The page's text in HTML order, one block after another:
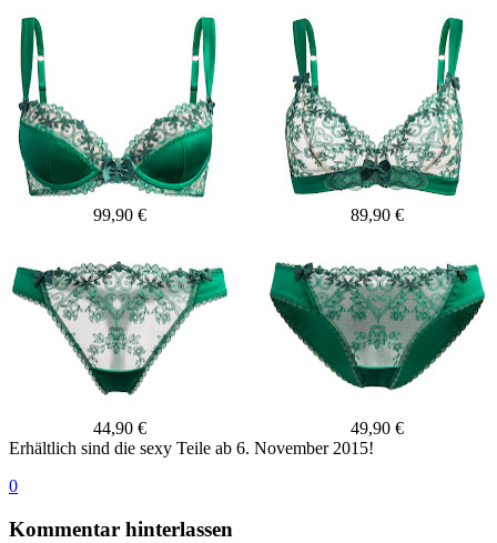
89,90 €
99,90 €
49,90 €
44,90 €
Erhältlich sind die sexy Teile ab 6. November 2015!
0
Kommentar hinterlassen